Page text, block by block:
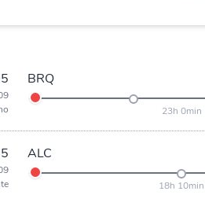
BRQ
23h 0min
ALC
18h 10min